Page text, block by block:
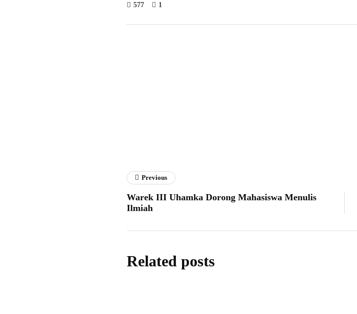
577 1
Previous
Warek III Uhamka Dorong Mahasiswa Menulis
Ilmiah
Related posts